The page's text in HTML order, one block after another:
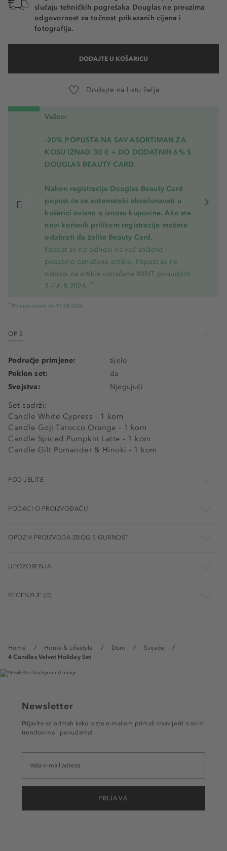
Home Home & Lifestyle Dom
Svijeće
4 Candles Velvet Holiday Set
slučaju tehničkih pogrešaka Douglas ne preuzima
odgovornost za točnost prikazanih cijena i
fotografija.
DODAJTE U KOŠARICU
Dodajte na listu želja
Važno:
-20% POPUSTA NA SAV ASORTIMAN ZA
KOSU IZNAD 30 € + DO DODATNIH 6% S
DOUGLAS BEAUTY CARD.
Nakon registracije Douglas Beauty Card
popust će se automatski obračunavati u
košarici ovisno o iznosu kupovine. Ako ste
novi korisnik prilikom registracije možete
odabrati da želite Beauty Card.
Popust se ne odnosi na već snižene i
posebno označene artikle. Popust se ne
odnosi na artikle označene MINT ponudom.
3.-16.8.2026. *1
*1 Ponuda vrijedi do 17.08.2026
OPIS
Set sadrži:
Candle White Cypress - 1 kom
Candle Goji Tarocco Orange - 1 kom
Candle Spiced Pumpkin Latte - 1 kom
Candle Gilt Pomander & Hinoki - 1 kom
Područje primjene:
tijelo
Poklon set:
da
Svojstva:
Njegujući
PODIJELITE
PODACI O PROIZVOĐAČU
OPOZIV PROIZVODA ZBOG SIGURNOSTI
UPOZORENJA
RECENZIJE (0)
Newsletter
Prijavite se odmah kako biste e-mailom primali obavijesti o svim
trendovima i ponudama!
PRIJAVA